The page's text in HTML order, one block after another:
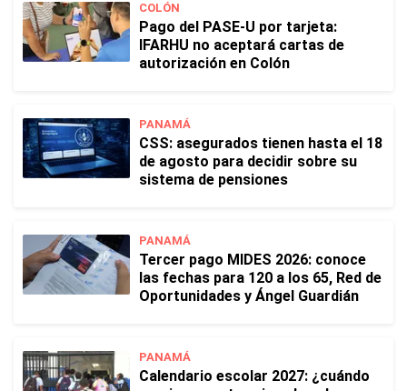
COLÓN
Pago del PASE-U por tarjeta:
IFARHU no aceptará cartas de
autorización en Colón
PANAMÁ
CSS: asegurados tienen hasta el 18
de agosto para decidir sobre su
sistema de pensiones
PANAMÁ
Tercer pago MIDES 2026: conoce
las fechas para 120 a los 65, Red de
Oportunidades y Ángel Guardián
PANAMÁ
Calendario escolar 2027: ¿cuándo